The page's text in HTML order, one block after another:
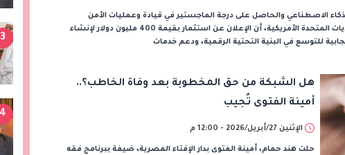
الاصطناعي والحاصل على درجة الماجستير في قيادة وعمليات الأمن
السيبراني من جامعة سان دييجو بالولايات المتحدة الأمريكية، أن الإعلان عن استثمار بقيمة 400 مليون دولار لإنشاء
للتوسع في البنية التحتية الرقمية، ودعم خدمات
هل الشبكة من حق المخطوبة بعد وفاة الخاطب؟..
أمينة الفتوى تُجيب
الإثنين 27/أبريل/2026 - 12:00 م
حلت هند حمام، أمينة الفتوى بدار الإفتاء المصرية، ضيفة ببرنامج فقه
3
4